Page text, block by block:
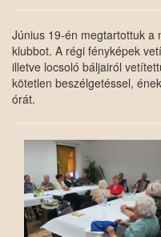
Június 19-én megtartottuk a
klubbot. A régi fényképek
illetve locsoló báljairól
kötetlen beszélgetéssel,
órát.